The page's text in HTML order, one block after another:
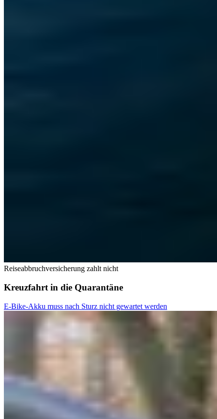
Reiseabbruchversicherung zahlt nicht
Kreuzfahrt in die Quarantäne
E-Bike-Akku muss nach Sturz nicht gewartet werden